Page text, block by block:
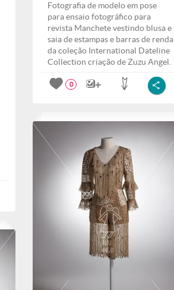
Fotografia de modelo em pose
para ensaio fotográfico para
revista Manchete vestindo blusa e
saia de estampas e barras de renda
da coleção International Dateline
Collection criação de Zuzu Angel.
0